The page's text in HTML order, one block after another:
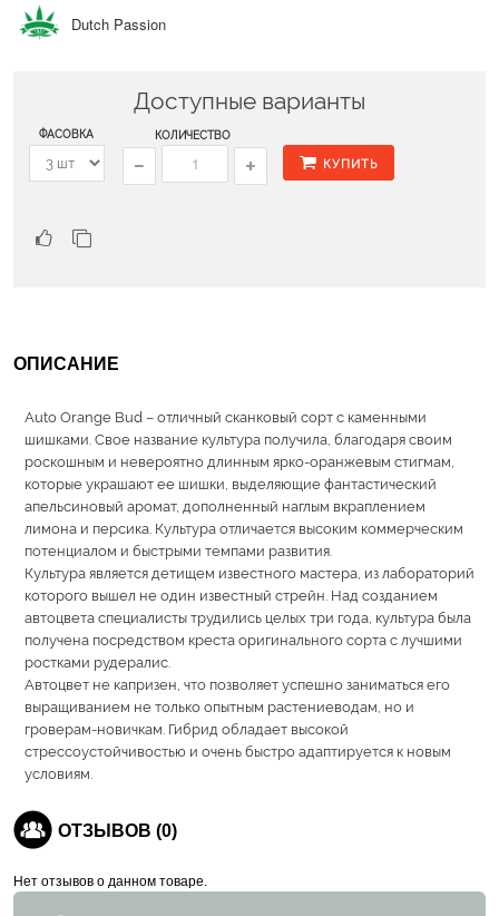
Dutch Passion
Доступные варианты
ФАСОВКА КОЛИЧЕСТВО
КУПИТЬ
ОПИСАНИЕ
Auto Orange Bud – отличный сканковый сорт с каменными
шишками. Свое название культура получила, благодаря своим
роскошным и невероятно длинным ярко-оранжевым стигмам,
которые украшают ее шишки, выделяющие фантастический
апельсиновый аромат, дополненный наглым вкраплением
лимона и персика. Культура отличается высоким коммерческим
потенциалом и быстрыми темпами развития.
Культура является детищем известного мастера, из лабораторий
которого вышел не один известный стрейн. Над созданием
автоцвета специалисты трудились целых три года, культура была
получена посредством креста оригинального сорта с лучшими
ростками рудералис.
Автоцвет не капризен, что позволяет успешно заниматься его
выращиванием не только опытным растениеводам, но и
гроверам-новичкам. Гибрид обладает высокой
стрессоустойчивостью и очень быстро адаптируется к новым
условиям.
ОТЗЫВОВ (0)
Нет отзывов о данном товаре.